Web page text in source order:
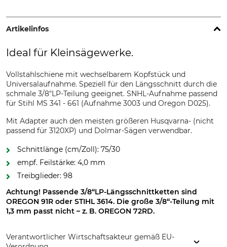
Artikelinfos
Ideal für Kleinsägewerke.
Vollstahlschiene mit wechselbarem Kopfstück und
Universalaufnahme. Speziell für den Längsschnitt durch die
schmale 3/8"LP-Teilung geeignet. SNHL-Aufnahme passend
für Stihl MS 341 - 661 (Aufnahme 3003 und Oregon D025).
Mit Adapter auch den meisten größeren Husqvarna- (nicht
passend für 3120XP) und Dolmar-Sägen verwendbar.
Schnittlänge (cm/Zoll): 75/30
empf. Feilstärke: 4,0 mm
Treibglieder: 98
Achtung! Passende 3/8“LP-Längsschnittketten sind
OREGON 91R oder STIHL 3614. Die große 3/8“-Teilung mit
1,3 mm passt nicht – z. B. OREGON 72RD.
Verantwortlicher Wirtschaftsakteur gemäß EU-